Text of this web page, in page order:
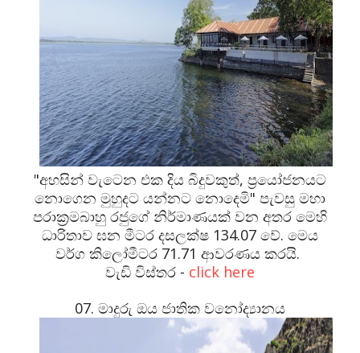
"අහසින් වැටෙන එක දිය බිදුවකුත්, ප්‍රයෝජනයට
නොගෙන මුහුදට යන්නට නොදෙමි" පැවසු මහා
පරාක්‍රමබාහු රජුගේ නිර්මාණයක් වන අතර මෙහි
ධාරිතාව ඝන මීටර දසලක්ෂ 134.07 වේ. මෙය
වර්ග කිලෝමීටර 71.71 ආවරණය කරයි.
වැඩි විස්තර - click here
07. මාදුරු ඔය ජාතික වනෝද්‍යානය